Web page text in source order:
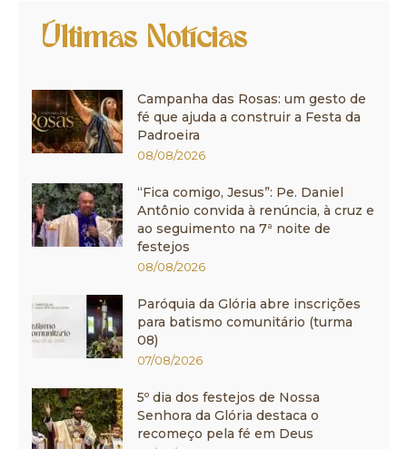
Últimas Notícias
Campanha das Rosas: um gesto de
fé que ajuda a construir a Festa da
Padroeira
08/08/2026
“Fica comigo, Jesus”: Pe. Daniel
Antônio convida à renúncia, à cruz e
ao seguimento na 7ª noite de
festejos
08/08/2026
Paróquia da Glória abre inscrições
para batismo comunitário (turma
08)
07/08/2026
5º dia dos festejos de Nossa
Senhora da Glória destaca o
recomeço pela fé em Deus